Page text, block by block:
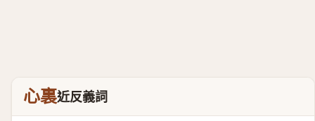
心裏近反義詞